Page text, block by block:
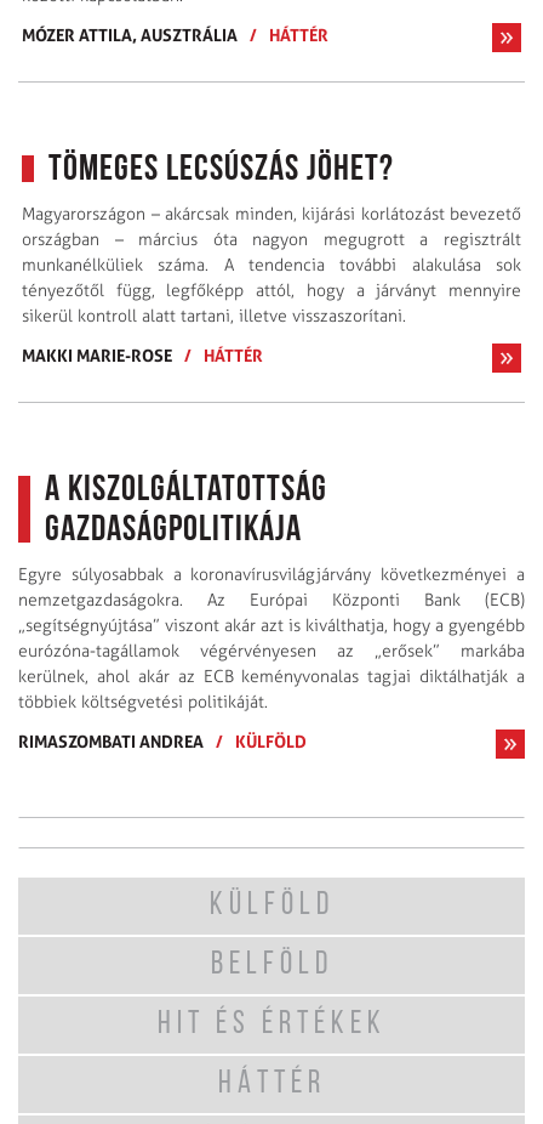
MÓZER ATTILA, AUSZTRÁLIA / HÁTTÉR
Tömeges lecsúszás jöhet?
Magyarországon – akárcsak minden, kijárási korlátozást bevezető
országban – március óta nagyon megugrott a regisztrált
munkanélküliek száma. A tendencia további alakulása sok
tényezőtől függ, legfőképp attól, hogy a járványt mennyire
sikerül kontroll alatt tartani, illetve visszaszorítani.
MAKKI MARIE-ROSE / HÁTTÉR
A kiszolgáltatottság
gazdaságpolitikája
Egyre súlyosabbak a koronavírus­világjárvány következményei a
nemzetgazdaságokra. Az Európai Központi Bank (ECB)
„segítségnyújtása” viszont akár azt is kiválthatja, hogy a gyengébb
eurózóna-tagállamok végérvényesen az „erősek” markába
kerülnek, ahol akár az ECB keményvonalas tagjai diktálhatják a
többiek költségvetési politikáját.
RIMASZOMBATI ANDREA / KÜLFÖLD
KÜLFÖLD
BELFÖLD
HIT ÉS ÉRTÉKEK
HÁTTÉR